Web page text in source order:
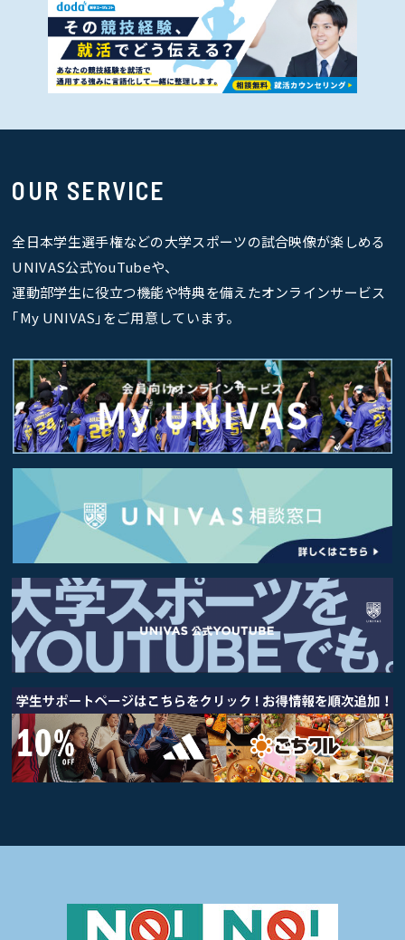
OUR SERVICE
全日本学生選手権などの大学スポーツの試合映像が楽しめる
UNIVAS公式YouTubeや、
運動部学生に役立つ機能や特典を備えたオンラインサービス
｢My UNIVAS｣をご用意しています。